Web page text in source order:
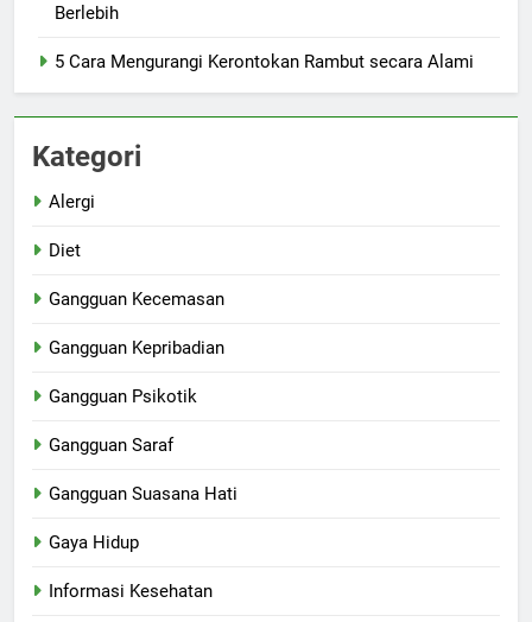
Berlebih
5 Cara Mengurangi Kerontokan Rambut secara Alami
Kategori
Alergi
Diet
Gangguan Kecemasan
Gangguan Kepribadian
Gangguan Psikotik
Gangguan Saraf
Gangguan Suasana Hati
Gaya Hidup
Informasi Kesehatan